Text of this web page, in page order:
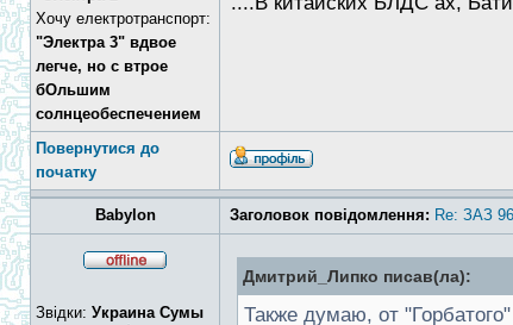
Хочу електротранспорт:
"Электра 3" вдвое
легче, но с втрое
бОльшим
солнцеобеспечением
Повернутися до
початку
Babylon Заголовок повідомлення: Re: ЗАЗ
Звідки: Украина Сумы
Дмитрий_Липко писав(ла):
Также думаю, от